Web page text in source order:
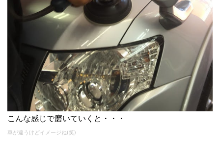
こんな感じで磨いていくと・・・
車が違うけどイメージね(笑)